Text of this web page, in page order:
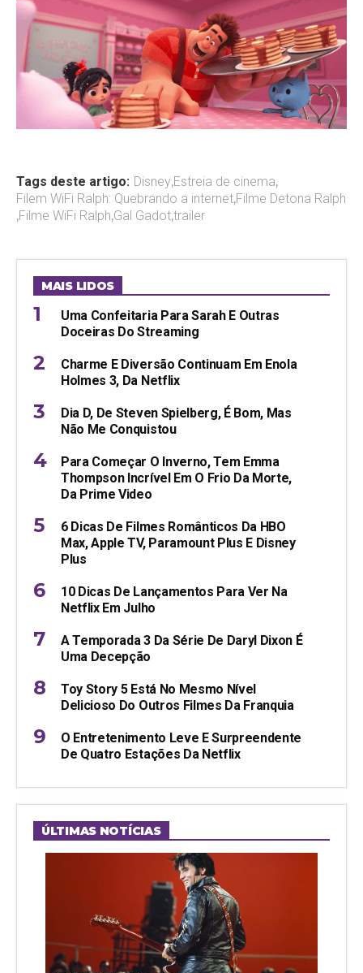
Tags deste artigo: Disney,Estreia de cinema,
Filem WiFi Ralph: Quebrando a internet,Filme Detona Ralph
,Filme WiFi Ralph,Gal Gadot,trailer
MAIS LIDOS
Uma Confeitaria Para Sarah E Outras
Doceiras Do Streaming
Charme E Diversão Continuam Em Enola
Holmes 3, Da Netflix
Dia D, De Steven Spielberg, É Bom, Mas
Não Me Conquistou
Para Começar O Inverno, Tem Emma
Thompson Incrível Em O Frio Da Morte,
Da Prime Video
6 Dicas De Filmes Românticos Da HBO
Max, Apple TV, Paramount Plus E Disney
Plus
10 Dicas De Lançamentos Para Ver Na
Netflix Em Julho
A Temporada 3 Da Série De Daryl Dixon É
Uma Decepção
Toy Story 5 Está No Mesmo Nível
Delicioso Do Outros Filmes Da Franquia
O Entretenimento Leve E Surpreendente
De Quatro Estações Da Netflix
ÚLTIMAS NOTÍCIAS